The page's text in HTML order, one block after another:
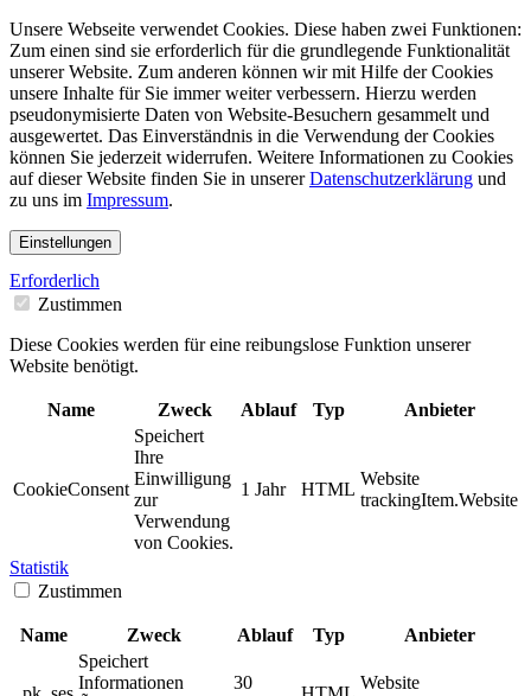
Unsere Webseite verwendet Cookies. Diese haben zwei Funktionen:
Zum einen sind sie erforderlich für die grundlegende Funktionalität
unserer Website. Zum anderen können wir mit Hilfe der Cookies
unsere Inhalte für Sie immer weiter verbessern. Hierzu werden
pseudonymisierte Daten von Website-Besuchern gesammelt und
ausgewertet. Das Einverständnis in die Verwendung der Cookies
können Sie jederzeit widerrufen. Weitere Informationen zu Cookies
auf dieser Website finden Sie in unsererDatenschutzerklärung und
zu uns im Impressum.
Einstellungen
Erforderlich
Zustimmen
Diese Cookies werden für eine reibungslose Funktion unserer
Website benötigt.
Name Zweck Ablauf Typ Anbieter
CookieConsent
Speichert
Ihre
Einwilligung
zur
Verwendung
von Cookies.
1 Jahr HTML
Website
trackingItem.Website
Statistik
Zustimmen
Name Zweck Ablauf Typ Anbieter
Speichert
Informationen
30
Website